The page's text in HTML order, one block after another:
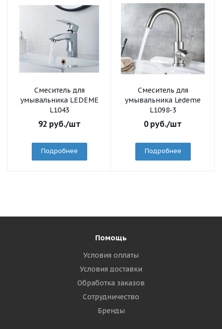
Смеситель для
умывальника LEDEME
L1043
92 руб./шт
Подробнее
Смеситель для
умывальника Ledeme
L1098-3
0руб./шт
Подробнее
Помощь
Условия оплаты
Условия доставки
Обработка заказов
Сотрудничество
Бренды